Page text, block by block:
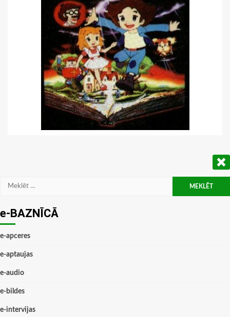
Meklēt:
e-BAZNĪCĀ
e-apceres
e-aptaujas
e-audio
e-bildes
e-intervijas